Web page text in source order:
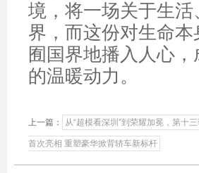
境，将一场关于生
界，而这份对生命
囿国界地播入人心
的温暖动力。
上一篇： 从“超模看深圳”到荣耀加冕，第十
首次亮相 重塑豪华掀背轿车新标杆